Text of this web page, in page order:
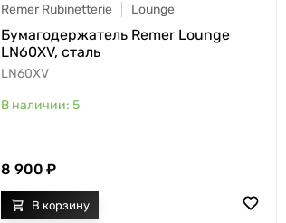
Remer Rubinetterie Lounge
Бумагодержатель Remer Lounge
LN60XV, сталь
LN60XV
5
8 900